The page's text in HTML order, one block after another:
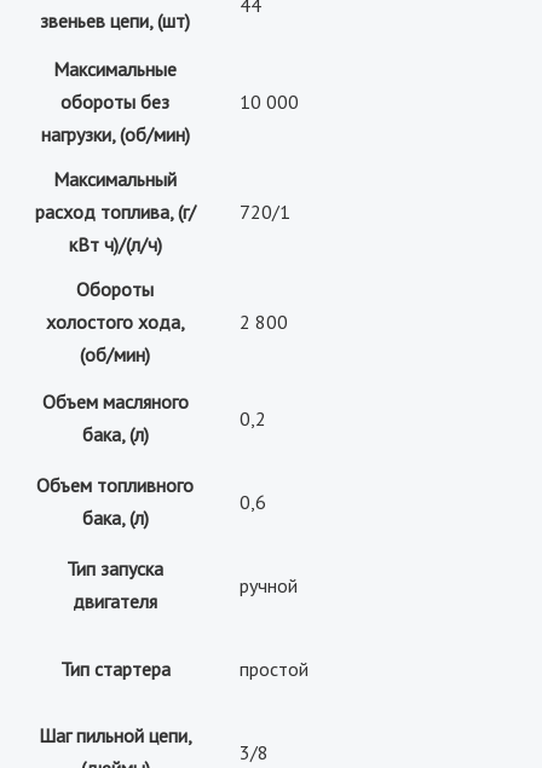
звеньев цепи, (шт)
Максимальные
обороты без
нагрузки, (об/мин)
10 000
Максимальный
расход топлива, (г/
кВт ч)/(л/ч)
720/1
Обороты
холостого хода,
(об/мин)
2 800
Объем масляного
бака, (л)
0,2
Объем топливного
бака, (л)
0,6
Тип запуска
двигателя
ручной
Тип стартера простой
Шаг пильной цепи,
3/8